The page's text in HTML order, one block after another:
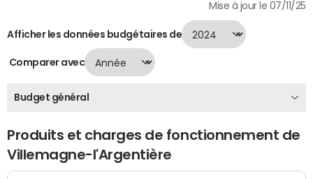
Mise à jour le 07/11/25
Afficher les données budgétaires de
Comparer avec
Budget général
Produits et charges de fonctionnement de
Villemagne-l'Argentière